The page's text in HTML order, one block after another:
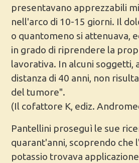
presentavano apprezzabili
nell'arco di 10-15 giorni. Il
o quantomeno si attenuava,
in grado di riprendere la
lavorativa. In alcuni soggetti,
distanza di 40 anni, non
del tumore".
(Il cofattore K, ediz.
Pantellini proseguì le sue
quarant'anni, scoprendo che
potassio trovava